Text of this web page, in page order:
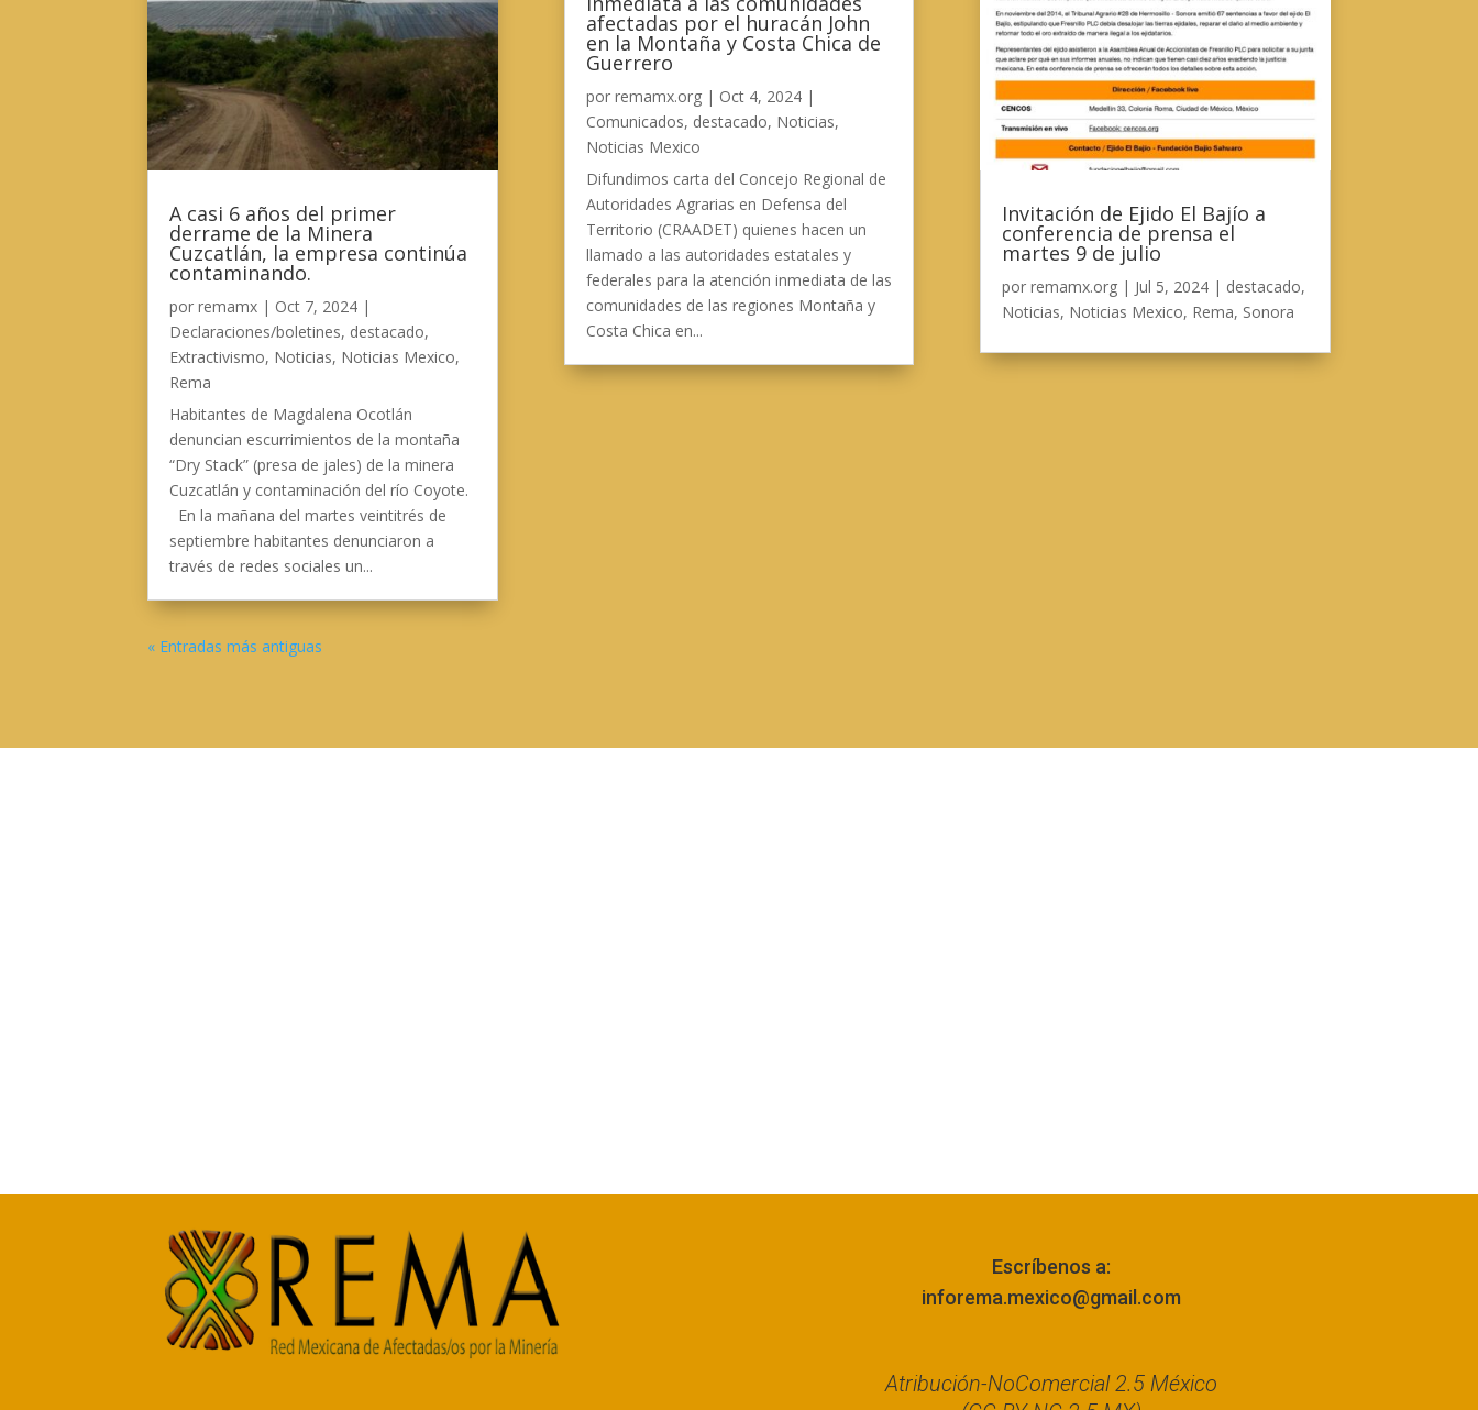
A casi 6 años del primer
derrame de la Minera
Cuzcatlán, la empresa continúa
contaminando.
porremamx | Oct 7, 2024 |
Declaraciones/boletines, destacado,
Extractivismo, Noticias, Noticias Mexico,
Rema
Habitantes de Magdalena Ocotlán
denuncian escurrimientos de la montaña
“Dry Stack” (presa de jales) de la minera
Cuzcatlán y contaminación del río Coyote.
En la mañana del martes veintitrés de
septiembre habitantes denunciaron a
través de redes sociales un...
afectadas por el huracán John
en la Montaña y Costa Chica de
Guerrero
por remamx.org| Oct 4, 2024|
Comunicados, destacado, Noticias,
Noticias Mexico
Difundimos carta del Concejo Regional de
Autoridades Agrarias en Defensa del
Territorio (CRAADET) quienes hacen un
llamado a las autoridades estatales y
federales para la atención inmediata de las
comunidades de las regiones Montaña y
Costa Chica en...
Invitación de Ejido El Bajío a
conferencia de prensa el
martes 9 de julio
por remamx.org| Jul 5, 2024| destacado,
Noticias, Noticias Mexico, Rema, Sonora
« Entradas más antiguas
Escríbenos a:
inforema.mexico@gmail.com
Atribución-NoComercial 2.5 México